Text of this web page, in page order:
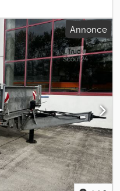
de chargement:2 420
pneus:385/55R19,5 148J,
, taille du pneu avant:
385/55R19,5 148J,
aucun
, Équipement:
pneus larges,
: 900 € net, erreurs,
d’illustration, plus
Annonce